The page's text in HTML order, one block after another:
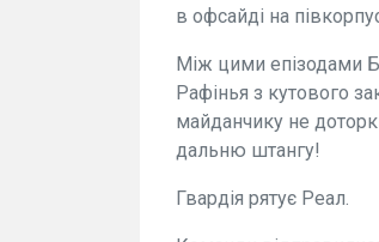
в офсайді на
Між цими епізодами
Рафінья з кутового
майданчику не
дальню штангу!
Гвардія рятує Реал.